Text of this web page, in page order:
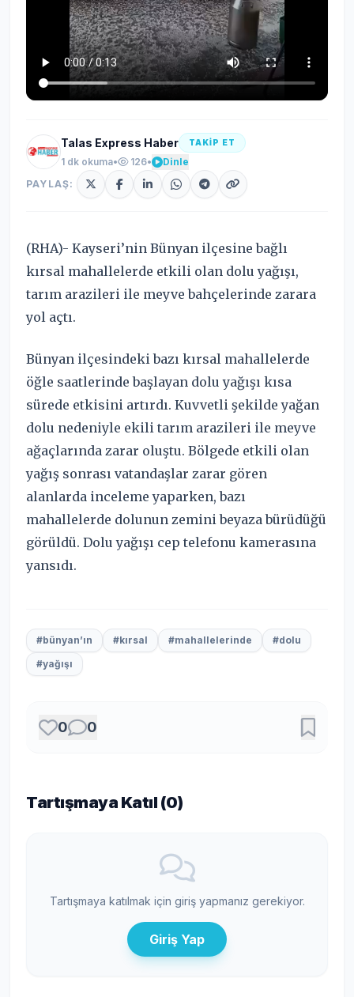
Talas Express Haber TAKİP ET
1 dk okuma• 126•
Dinle
PAYLAŞ:
(RHA)- Kayseri’nin Bünyan ilçesine bağlı
kırsal mahallelerde etkili olan dolu yağışı,
tarım arazileri ile meyve bahçelerinde zarara
yol açtı.
Bünyan ilçesindeki bazı kırsal mahallelerde
öğle saatlerinde başlayan dolu yağışı kısa
sürede etkisini artırdı. Kuvvetli şekilde yağan
dolu nedeniyle ekili tarım arazileri ile meyve
ağaçlarında zarar oluştu. Bölgede etkili olan
yağış sonrası vatandaşlar zarar gören
alanlarda inceleme yaparken, bazı
mahallelerde dolunun zemini beyaza bürüdüğü
görüldü. Dolu yağışı cep telefonu kamerasına
yansıdı.
#bünyan’ın #kırsal #mahallelerinde
#dolu
#yağışı
0 0
Tartışmaya Katıl (0)
Tartışmaya katılmak için giriş yapmanız gerekiyor.
Giriş Yap